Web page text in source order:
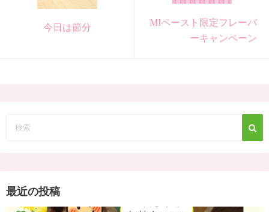
今日は節分
MIペースト限定フレーバ
ーキャンペーン
最近の投稿